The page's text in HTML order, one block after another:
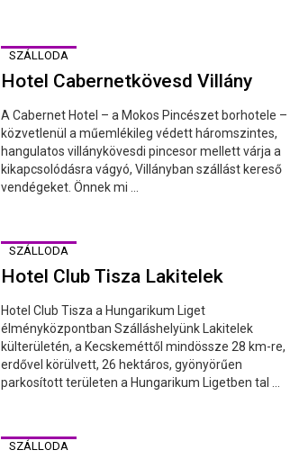
SZÁLLODA
Hotel Cabernetkövesd Villány
A Cabernet Hotel – a Mokos Pincészet borhotele –
közvetlenül a műemlékileg védett háromszintes,
hangulatos villánykövesdi pincesor mellett várja a
kikapcsolódásra vágyó, Villányban szállást kereső
vendégeket. Önnek mi ...
SZÁLLODA
Hotel Club Tisza Lakitelek
Hotel Club Tisza a Hungarikum Liget
élményközpontban Szálláshelyünk Lakitelek
külterületén, a Kecskeméttől mindössze 28 km-re,
erdővel körülvett, 26 hektáros, gyönyörűen
parkosított területen a Hungarikum Ligetben tal ...
SZÁLLODA